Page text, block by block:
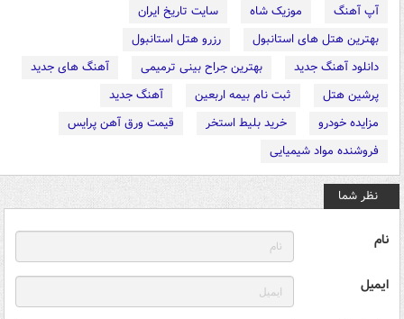
آپ آهنگ موزیک شاه
سایت تاریخ ایران
بهترین هتل های استانبول
رزرو هتل استانبول
دانلود آهنگ جدید
بهترین جراح بینی ترمیمی
آهنگ های جدید
پرشین هتل
ثبت نام بیمه اربعین
آهنگ جدید
مزایده خودرو
خرید بلیط استخر
قیمت ورق آهن پرایس
فروشنده مواد شیمیایی
نظر شما
نام
ایمیل